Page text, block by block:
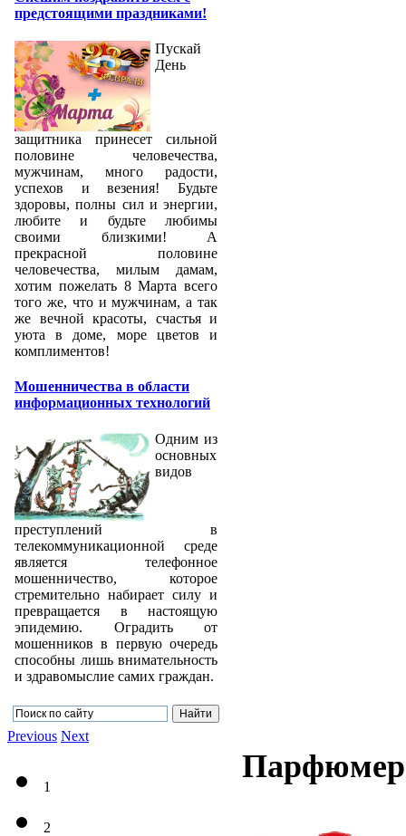
предстоящими праздниками!
Пускай
День
защитника принесет сильной
половине человечества,
мужчинам, много радости,
успехов и везения! Будьте
здоровы, полны сил и энергии,
любите и будьте любимы
своими близкими! А
прекрасной половине
человечества, милым дамам,
хотим пожелать 8 Марта всего
того же, что и мужчинам, а так
же вечной красоты, счастья и
уюта в доме, море цветов и
комплиментов!
Мошенничества в области
информационных технологий
Одним из
основных
видов
преступлений в
телекоммуникационной среде
является телефонное
мошенничество, которое
стремительно набирает силу и
превращается в настоящую
эпидемию. Оградить от
мошенников в первую очередь
способны лишь внимательность
и здравомыслие самих граждан.
Previous Next
1
2